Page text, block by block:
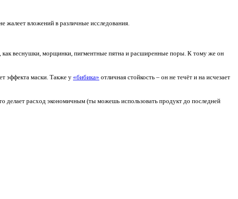
жалеет вложений в различные исследования.
как веснушки, морщинки, пигментные пятна и расширенные поры. К тому же он
эффекта маски. Также у «бибика» отличная стойкость – он не течёт и на исчезает
делает расход экономичным (ты можешь использовать продукт до последней